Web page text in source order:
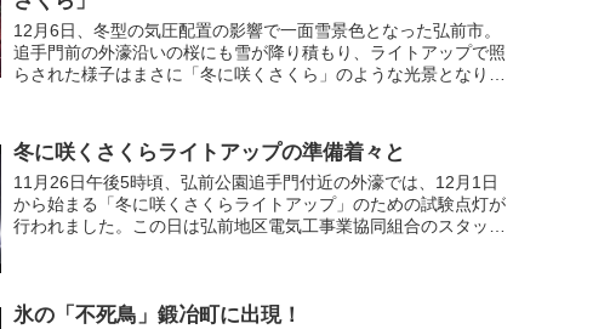
12月6日、冬型の気圧配置の影響で一面雪景色となった弘前市。
追手門前の外濠沿いの桜にも雪が降り積もり、ライトアップで照
らされた様子はまさに「冬に咲くさくら」のような光景となりま
冬に咲くさくらライトアップの準備着々と
11月26日午後5時頃、弘前公園追手門付近の外濠では、12月1日
から始まる「冬に咲くさくらライトアップ」のための試験点灯が
行われました。この日は弘前地区電気工事業協同組合のスタッフ
氷の「不死鳥」鍛冶町に出現！